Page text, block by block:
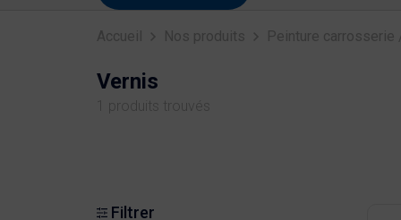
Accueil Nos produits Peinture carrosserie
Vernis
1 produits trouvés
Filtrer